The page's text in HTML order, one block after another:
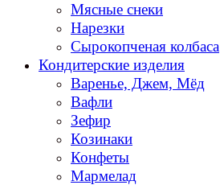
Мясные снеки
Нарезки
Сырокопченая колбаса
Кондитерские изделия
Варенье, Джем, Мёд
Вафли
Зефир
Козинаки
Конфеты
Мармелад